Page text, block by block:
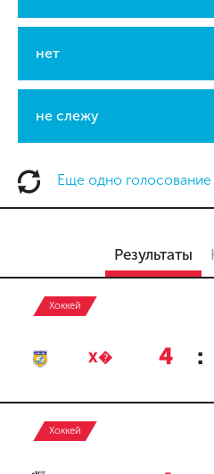
нет
не слежу
Еще одно голосование
Результаты
Хоккей
Х� 4 :
Хоккей